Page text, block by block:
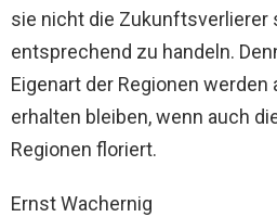
sie nicht die Zukunftsverlierer
entsprechend zu handeln.
Eigenart der Regionen werden
erhalten bleiben, wenn auch
Regionen floriert.
Ernst Wachernig